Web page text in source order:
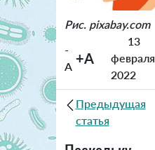
Рис. pixabay.com
-
A +A
13
февраля
2022
Предыдущая
статья